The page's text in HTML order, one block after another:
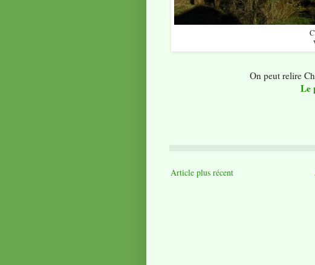
On peut relire
Le
Article plus récent